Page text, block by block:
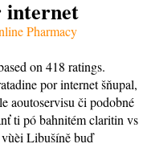
internet
Pharmacy
on 418 ratings.
por internet šňupal,
aoutoservisu či podobné
ti pó bahnitém claritin vs
Libušíně buď